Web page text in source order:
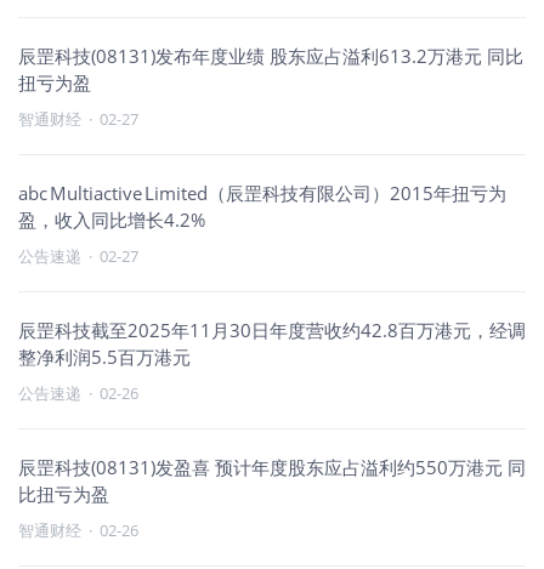
辰罡科技(08131)发布年度业绩 股东应占溢利613.2万港元 同比
扭亏为盈
智通财经 · 02-27
abc Multiactive Limited（辰罡科技有限公司）2015年扭亏为
盈，收入同比增长4.2%
公告速递 · 02-27
辰罡科技截至2025年11月30日年度营收约42.8百万港元，经调
整净利润5.5百万港元
公告速递 · 02-26
辰罡科技(08131)发盈喜 预计年度股东应占溢利约550万港元 同
比扭亏为盈
智通财经 · 02-26